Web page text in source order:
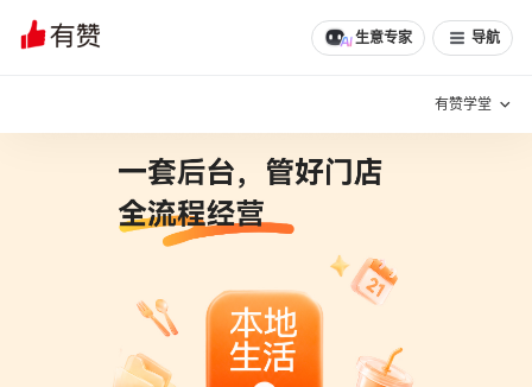
生意专家 导航
有赞学堂
增长方法
有赞专家说
新零售最佳实践
文章 问诊 分享